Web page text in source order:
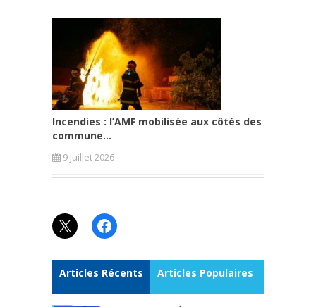
Incendies : l’AMF mobilisée aux côtés des
commune...
9 juillet 2026
X Facebook
Articles Récents Articles Populaires